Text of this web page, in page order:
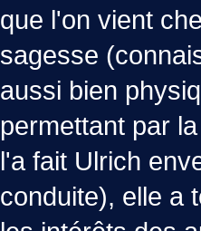
que l'on vient
sagesse
aussi bien
permettant par
l'a fait Ulrich
conduite), elle a